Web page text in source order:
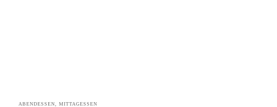
ABENDESSEN, MITTAGESSEN